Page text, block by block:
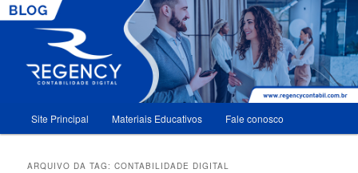
principal
Pular
Pular
Site Principal Materiais Educativos Fale conosco
ARQUIVO DA TAG:CONTABILIDADE DIGITAL